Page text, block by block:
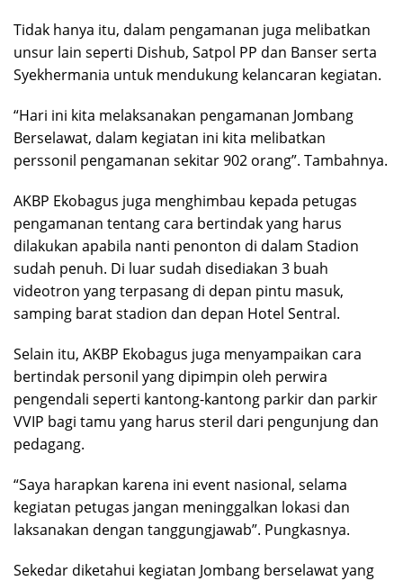
Tidak hanya itu, dalam pengamanan juga melibatkan
unsur lain seperti Dishub, Satpol PP dan Banser serta
Syekhermania untuk mendukung kelancaran kegiatan.
“Hari ini kita melaksanakan pengamanan Jombang
Berselawat, dalam kegiatan ini kita melibatkan
perssonil pengamanan sekitar 902 orang”. Tambahnya.
AKBP Ekobagus juga menghimbau kepada petugas
pengamanan tentang cara bertindak yang harus
dilakukan apabila nanti penonton di dalam Stadion
sudah penuh. Di luar sudah disediakan 3 buah
videotron yang terpasang di depan pintu masuk,
samping barat stadion dan depan Hotel Sentral.
Selain itu, AKBP Ekobagus juga menyampaikan cara
bertindak personil yang dipimpin oleh perwira
pengendali seperti kantong-kantong parkir dan parkir
VVIP bagi tamu yang harus steril dari pengunjung dan
pedagang.
“Saya harapkan karena ini event nasional, selama
kegiatan petugas jangan meninggalkan lokasi dan
laksanakan dengan tanggungjawab”. Pungkasnya.
Sekedar diketahui kegiatan Jombang berselawat yang